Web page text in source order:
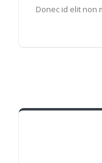
Donec id elit non